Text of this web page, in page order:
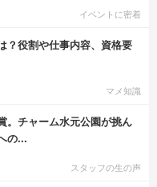
イベントに密着
？役割や仕事内容、資格要
マメ知識
。チャーム水元公園が挑ん
の...
スタッフの生の声